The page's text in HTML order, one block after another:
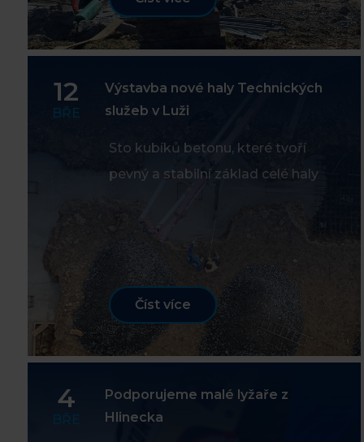
12
BŘE
Výstavba nové haly Technických
služeb v Luži
Sto kubíků betonu, které tvoří
pevný a stabilní základ celé haly
Číst více
4
Podporujeme malé lyžaře z
Hlinecka